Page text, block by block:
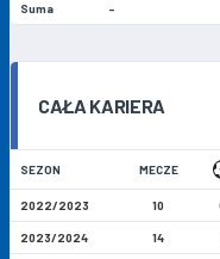
Suma -
CAŁA KARIERA
SEZON MECZE
2022/2023 10
2023/2024 14